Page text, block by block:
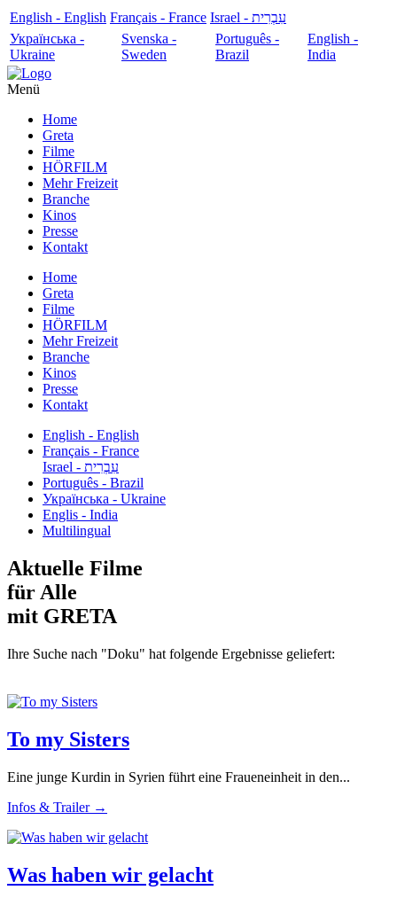
English - English Français - France
עִבְרִית - Israel
Українська -
Ukraine
Svenska -
Sweden
Português -
Brazil
English -
India
Menü
Home
Greta
Filme
HÖRFILM
Mehr Freizeit
Branche
Kinos
Presse
Kontakt
Home
Greta
Filme
HÖRFILM
Mehr Freizeit
Branche
Kinos
Presse
Kontakt
English - English
Français - France
עִבְרִית - Israel
Português - Brazil
Українська - Ukraine
Englis - India
Multilingual
Aktuelle Filme
für Alle
mit GRETA
Ihre Suche nach "Doku" hat folgende Ergebnisse geliefert:
To my Sisters
Eine junge Kurdin in Syrien führt eine Fraueneinheit in den...
Infos & Trailer →
Was haben wir gelacht